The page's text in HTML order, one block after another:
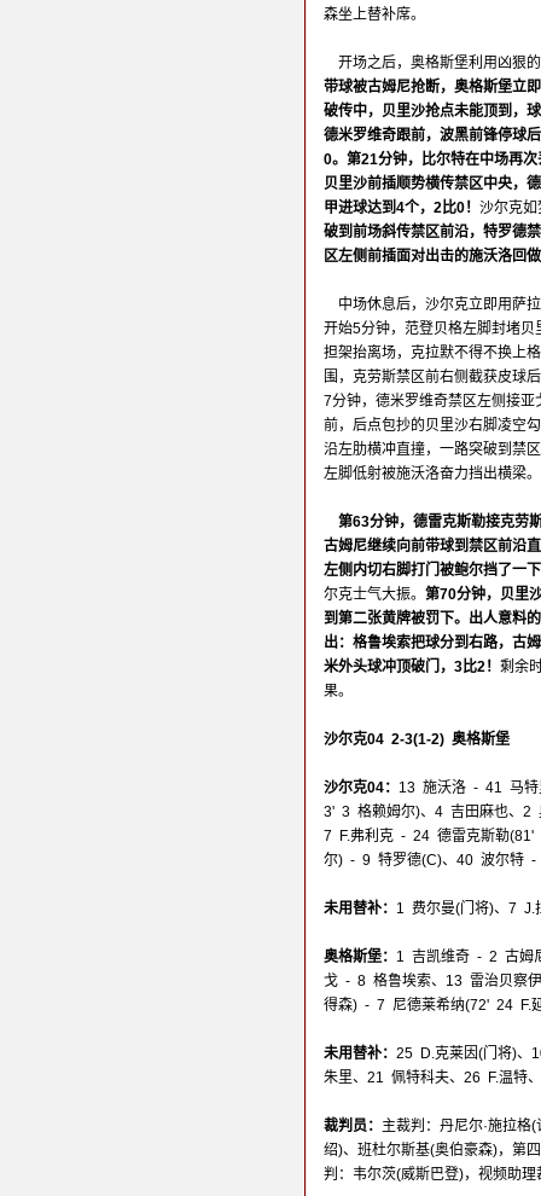
森坐上替补席。
开场之后，奥格斯堡利用凶狠
带球被古姆尼抢断，奥格斯堡立
破传中，贝里沙抢点未能顶到，
德米罗维奇跟前，波黑前锋停球
0。第21分钟，比尔特在中场再
贝里沙前插顺势横传禁区中央，
甲进球达到4个，2比0！ 沙尔克如
破到前场斜传禁区前沿，特罗德
区左侧前插面对出击的施沃洛回
中场休息后，沙尔克立即用萨
开始5分钟，范登贝格左脚封堵
担架抬离场，克拉默不得不换上
围，克劳斯禁区前右侧截获皮球
7分钟，德米罗维奇禁区左侧接
前，后点包抄的贝里沙右脚凌空
沿左肋横冲直撞，一路突破到禁
左脚低射被施沃洛奋力挡出横梁。
第63分钟，德雷克斯勒接克劳
古姆尼继续向前带球到禁区前沿
左侧内切右脚打门被鲍尔挡了一
尔克士气大振。 第70分钟，贝里
到第二张黄牌被罚下。出人意料
出：格鲁埃索把球分到右路，古
米外头球冲顶破门，3比2！ 剩余
果。
沙尔克04 2-3(1-2) 奥格斯堡
沙尔克04： 13 施沃洛 - 41 马特
3' 3 格赖姆尔)、4 吉田麻也、
7 F.弗利克 - 24 德雷克斯勒
尔) - 9 特罗德(C)、40 波尔特 -
未用替补： 1 费尔曼(门将)、7 J.
奥格斯堡： 1 吉凯维奇 - 2 古姆
戈 - 8 格鲁埃索、13 雷治贝察
得森) - 7 尼德莱希纳(72' 24 F.
未用替补： 25 D.克莱因(门将)、
朱里、21 佩特科夫、26 F.温特
裁判员： 主裁判：丹尼尔·施拉格
绍)、班杜尔斯基(奥伯豪森)，第
判：韦尔茨(威斯巴登)，视频助